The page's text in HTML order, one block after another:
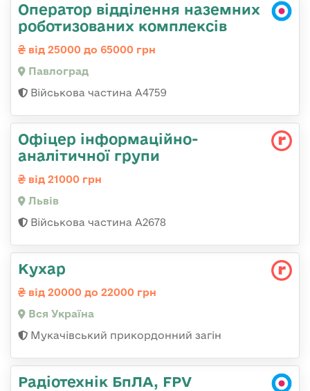
Оператор відділення наземних
роботизованих комплексів
від 25000 до 65000 грн
Павлоград
Військова частина А4759
Офіцер інформаційно-
аналітичної групи
від 21000 грн
Львів
Військова частина А2678
Кухар
від 20000 до 22000 грн
Вся Україна
Мукачівський прикордонний загін
Радіотехнік БпЛА, FPV